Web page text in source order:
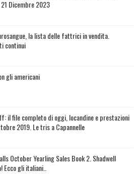
Dicembre 2023
la lista delle fattrici in vendita.
continui
gli americani
il file completo di oggi, locandine e prestazioni
2019. Le tris a Capannelle
October Yearling Sales Book 2. Shadwell
Ecco gli italiani..